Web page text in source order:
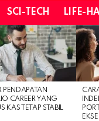
SCI-TECH LIFE-
PENDAPATAN
CAREER YANG
KAS TETAP STABIL